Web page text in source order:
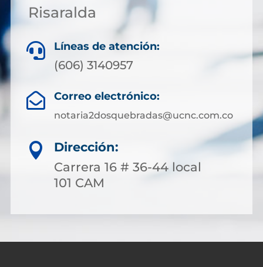
Risaralda
 Líneas de atención:
(606) 3140957
 Correo electrónico:
notaria2dosquebradas@ucnc.com.co

Dirección:
Carrera 16 # 36-44 local
101 CAM